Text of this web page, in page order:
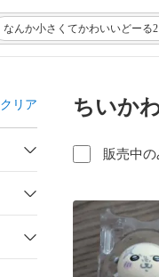
なんか小さくてかわいいどーる2
クリア ちいか
販売中